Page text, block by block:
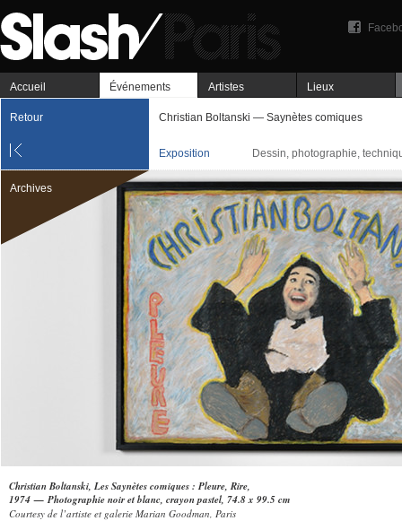
Accueil Événements Artistes Lieux
Retour Christian Boltanski — Saynètes comiques
Exposition Dessin, photographie,
Archives
Christian Boltanski, Les Saynètes comiques : Pleure, Rire,
1974 — Photographie noir et blanc, crayon pastel, 74.8 x 99.5 cm
Courtesy de l’artiste et galerie Marian Goodman, Paris